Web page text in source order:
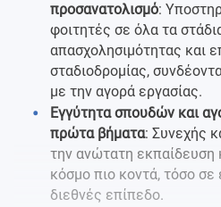
προσανατολισμό:
φοιτητές σε όλα τα
απασχολησιμότητας και
σταδιοδρομίας,
με την αγορά εργασίας.
Εγγύτητα σπουδών και
πρώτα βήματα: Συνεχής
την ανώτατη εκπαίδευση
κόσμο πιο κοντά, τόσο σε
διεθνές επίπεδο.